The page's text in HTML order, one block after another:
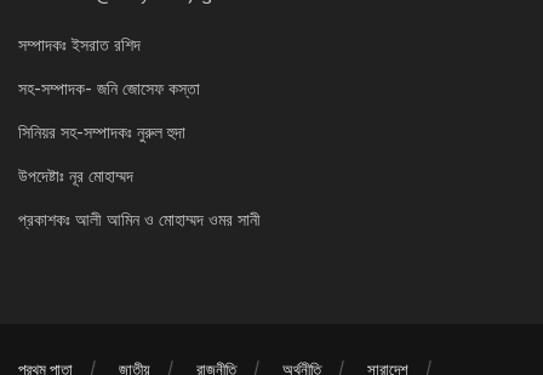
সম্পাদকঃ ইসরাত রশিদ
সহ-সম্পাদক- জনি জোসেফ কস্তা
সিনিয়র সহ-সম্পাদকঃ নুরুল হুদা
উপদেষ্টাঃ নূর মোহাম্মদ
প্রকাশকঃ আলী আমিন ও মোহাম্মদ ওমর সানী
প্রথম পাতা জাতীয় রাজনীতি অর্থনীতি সারাদেশ